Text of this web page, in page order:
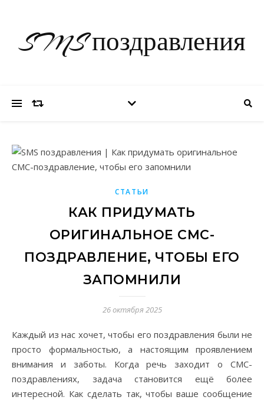
SMS поздравления
СТАТЬИ
КАК ПРИДУМАТЬ
ОРИГИНАЛЬНОЕ СМС-
ПОЗДРАВЛЕНИЕ, ЧТОБЫ ЕГО
ЗАПОМНИЛИ
26 октября 2025
Каждый из нас хочет, чтобы его поздравления были не
просто формальностью, а настоящим проявлением
внимания и заботы. Когда речь заходит о СМС-
поздравлениях, задача становится ещё более
интересной. Как сделать так, чтобы ваше сообщение